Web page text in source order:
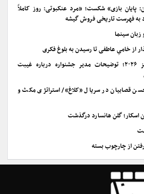
پایان بازی» شکست؛ «مرد عنکبوتی: روز کاملاً
به فهرست تاریخی فروش گیشه
سینما
از خامیِ عاطفی تا رسیدن به بلوغ فکری
فستیوال فیلم ونیز ۲۰۲۶؛ توضیحات مدیر جشنواره درباره غیبت
قصابیان در سریال «کلاغ»/ استراتژی مکث و
اسکار؛ گلن هانسارد درگذشت
از چارچوب بسته